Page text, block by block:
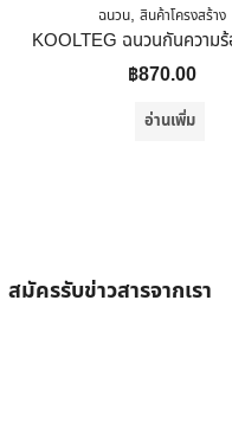
ฉนวน, สินค้าโครงสร้าง
฿870.00
อ่านเพิ่ม
สมัครรับข่าวสารจากเรา